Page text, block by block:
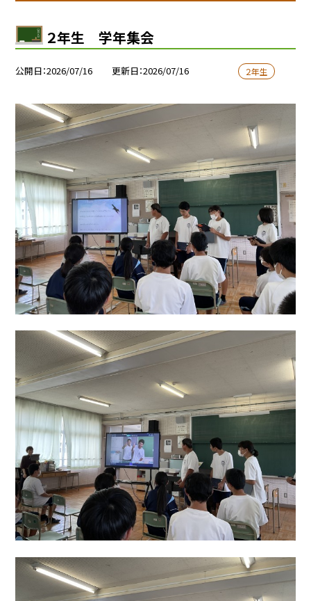
２年生 学年集会
公開日 2026/07/16 更新日 2026/07/16 ２年生